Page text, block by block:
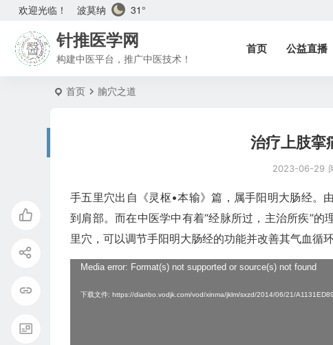
欢迎光临！ 波莫纳 31°
针推医学网
构建中医平台，推广中医技术！
首页 公益直播
首页 腧穴之道
治疗上肢
2023-06-29
手五里穴出自《灵枢•本输》篇，属手阳明大肠经。
到肩部。而在中医学中有着“经脉所过，主治所疾”
里穴，可以调节手阳明大肠经的功能并改善其气血循
Media error: Format(s) not supported or source(s) not found
下载文件: https://dianbo.vodjk.com/vod/xinma/jklm/sxzd/2014/06/21/